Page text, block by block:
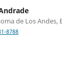
de Los Andes,
8788